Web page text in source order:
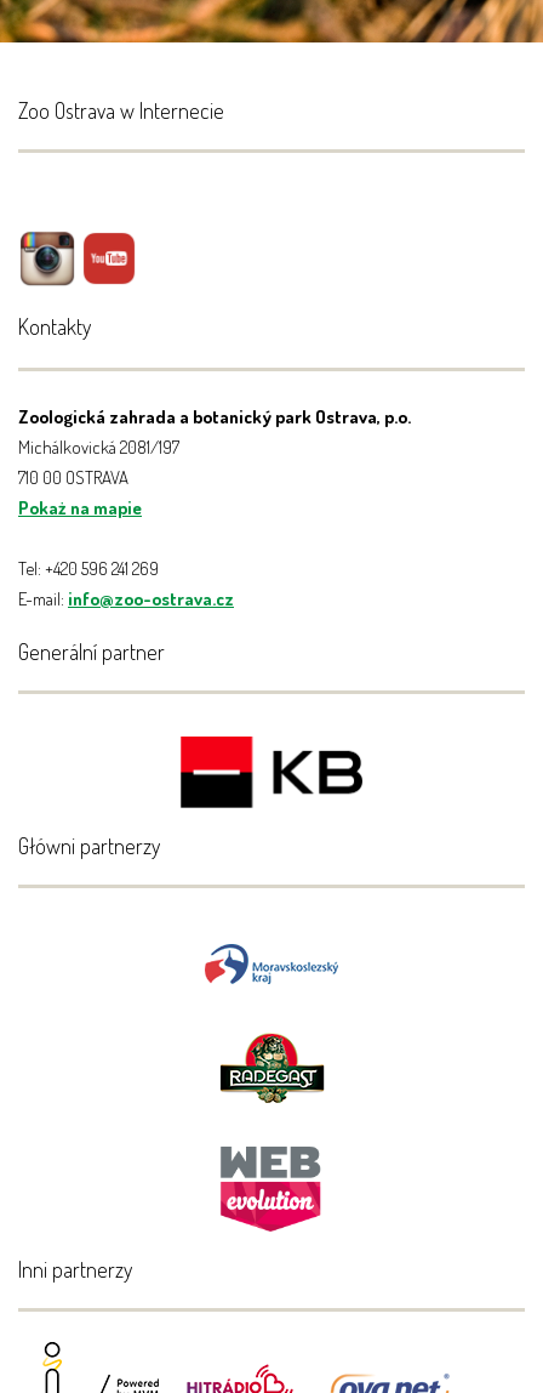
Zoo Ostrava w Internecie
Kontakty
Zoologická zahrada a botanický park Ostrava, p.o.
Michálkovická 2081/197
710 00 OSTRAVA
Pokaż na mapie
Tel: +420 596 241 269
E-mail: info@zoo-ostrava.cz
Generální partner
Główni partnerzy
Inni partnerzy